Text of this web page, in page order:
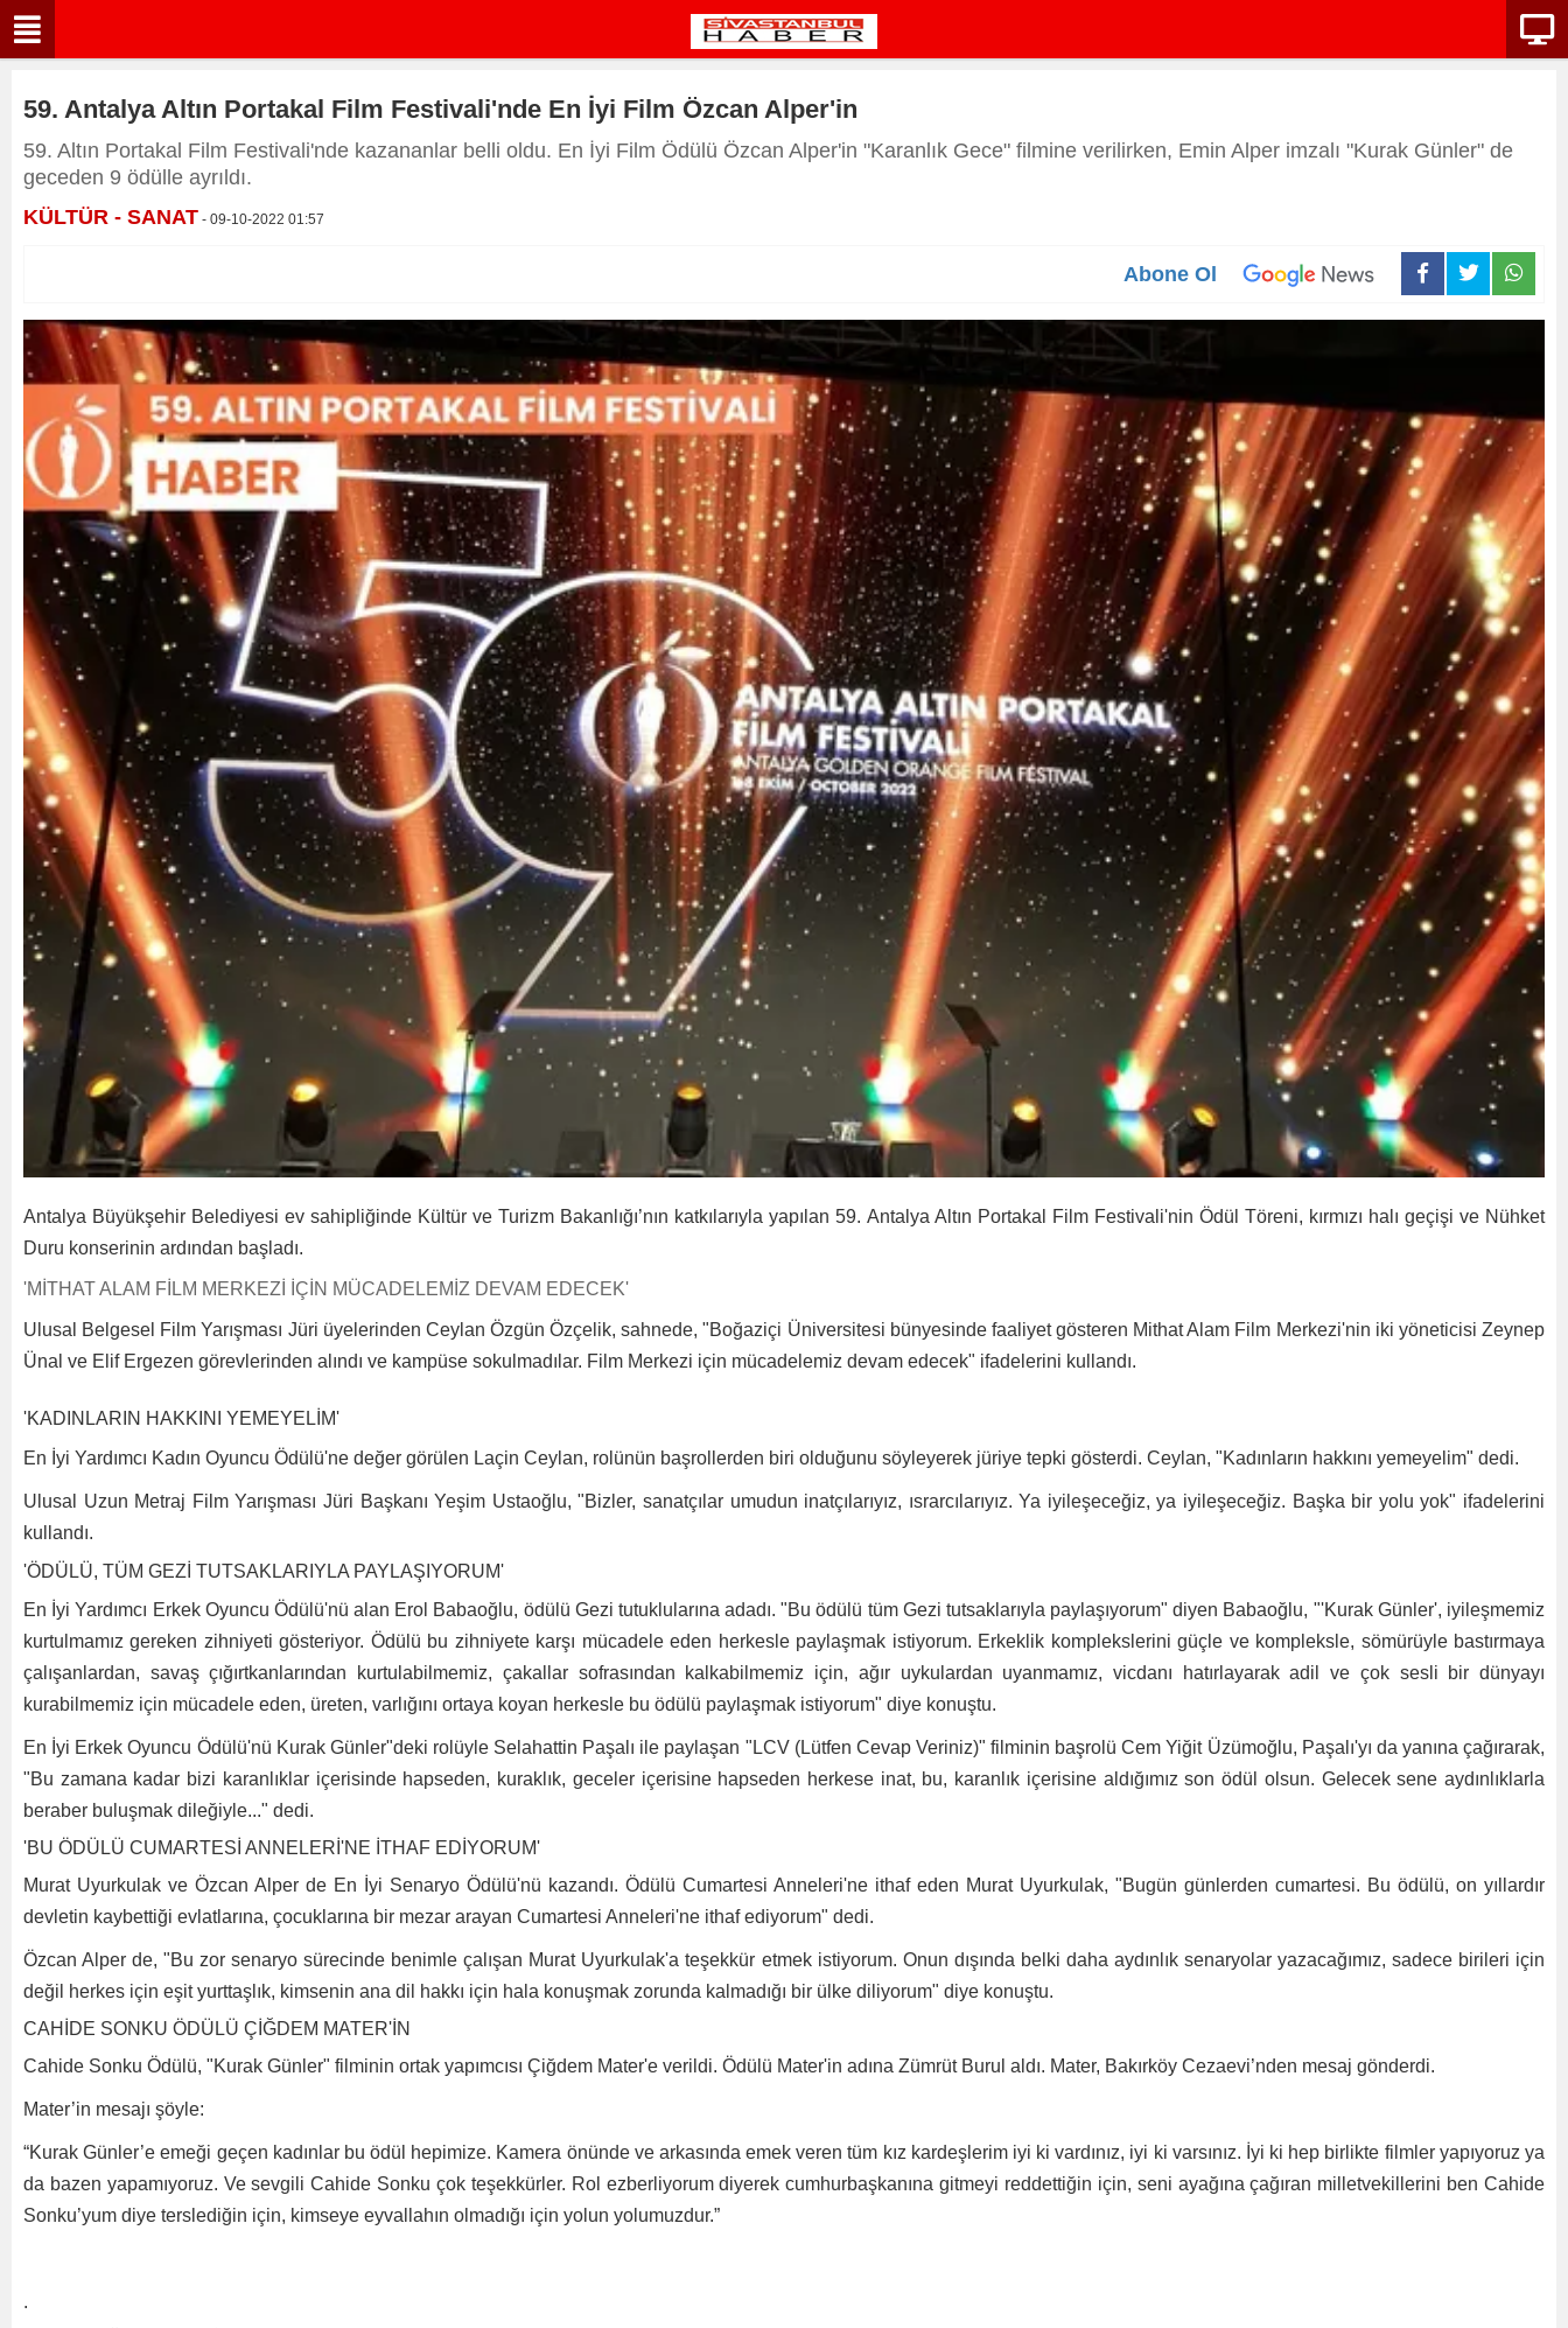
59. Antalya Altın Portakal Film Festivali'nde En İyi Film Özcan Alper'in
59. Altın Portakal Film Festivali'nde kazananlar belli oldu. En İyi Film Ödülü Özcan Alper'in "Karanlık Gece" filmine verilirken, Emin Alper imzalı "Kurak Günler" de
geceden 9 ödülle ayrıldı.
KÜLTÜR - SANAT - 09-10-2022 01:57
Abone Ol
Antalya Büyükşehir Belediyesi ev sahipliğinde Kültür ve Turizm Bakanlığı’nın katkılarıyla yapılan 59. Antalya Altın Portakal Film Festivali'nin Ödül Töreni, kırmızı halı geçişi ve Nühket
Duru konserinin ardından başladı.
'MİTHAT ALAM FİLM MERKEZİ İÇİN MÜCADELEMİZ DEVAM EDECEK'
Ulusal Belgesel Film Yarışması Jüri üyelerinden Ceylan Özgün Özçelik, sahnede, "Boğaziçi Üniversitesi bünyesinde faaliyet gösteren Mithat Alam Film Merkezi'nin iki yöneticisi Zeynep
Ünal ve Elif Ergezen görevlerinden alındı ve kampüse sokulmadılar. Film Merkezi için mücadelemiz devam edecek" ifadelerini kullandı.
'KADINLARIN HAKKINI YEMEYELİM'
En İyi Yardımcı Kadın Oyuncu Ödülü'ne değer görülen Laçin Ceylan, rolünün başrollerden biri olduğunu söyleyerek jüriye tepki gösterdi. Ceylan, "Kadınların hakkını yemeyelim" dedi.
Ulusal Uzun Metraj Film Yarışması Jüri Başkanı Yeşim Ustaoğlu, "Bizler, sanatçılar umudun inatçılarıyız, ısrarcılarıyız. Ya iyileşeceğiz, ya iyileşeceğiz. Başka bir yolu yok" ifadelerini
kullandı.
'ÖDÜLÜ, TÜM GEZİ TUTSAKLARIYLA PAYLAŞIYORUM'
En İyi Yardımcı Erkek Oyuncu Ödülü'nü alan Erol Babaoğlu, ödülü Gezi tutuklularına adadı. "Bu ödülü tüm Gezi tutsaklarıyla paylaşıyorum" diyen Babaoğlu, "'Kurak Günler', iyileşmemiz
kurtulmamız gereken zihniyeti gösteriyor. Ödülü bu zihniyete karşı mücadele eden herkesle paylaşmak istiyorum. Erkeklik komplekslerini güçle ve kompleksle, sömürüyle bastırmaya
çalışanlardan, savaş çığırtkanlarından kurtulabilmemiz, çakallar sofrasından kalkabilmemiz için, ağır uykulardan uyanmamız, vicdanı hatırlayarak adil ve çok sesli bir dünyayı
kurabilmemiz için mücadele eden, üreten, varlığını ortaya koyan herkesle bu ödülü paylaşmak istiyorum" diye konuştu.
En İyi Erkek Oyuncu Ödülü'nü Kurak Günler"deki rolüyle Selahattin Paşalı ile paylaşan "LCV (Lütfen Cevap Veriniz)" filminin başrolü Cem Yiğit Üzümoğlu, Paşalı'yı da yanına çağırarak,
"Bu zamana kadar bizi karanlıklar içerisinde hapseden, kuraklık, geceler içerisine hapseden herkese inat, bu, karanlık içerisine aldığımız son ödül olsun. Gelecek sene aydınlıklarla
beraber buluşmak dileğiyle..." dedi.
'BU ÖDÜLÜ CUMARTESİ ANNELERİ'NE İTHAF EDİYORUM'
Murat Uyurkulak ve Özcan Alper de En İyi Senaryo Ödülü'nü kazandı. Ödülü Cumartesi Anneleri'ne ithaf eden Murat Uyurkulak, "Bugün günlerden cumartesi. Bu ödülü, on yıllardır
devletin kaybettiği evlatlarına, çocuklarına bir mezar arayan Cumartesi Anneleri'ne ithaf ediyorum" dedi.
Özcan Alper de, "Bu zor senaryo sürecinde benimle çalışan Murat Uyurkulak'a teşekkür etmek istiyorum. Onun dışında belki daha aydınlık senaryolar yazacağımız, sadece birileri için
değil herkes için eşit yurttaşlık, kimsenin ana dil hakkı için hala konuşmak zorunda kalmadığı bir ülke diliyorum" diye konuştu.
CAHİDE SONKU ÖDÜLÜ ÇİĞDEM MATER'İN
Cahide Sonku Ödülü, "Kurak Günler" filminin ortak yapımcısı Çiğdem Mater'e verildi. Ödülü Mater'in adına Zümrüt Burul aldı. Mater, Bakırköy Cezaevi’nden mesaj gönderdi.
Mater’in mesajı şöyle:
“Kurak Günler’e emeği geçen kadınlar bu ödül hepimize. Kamera önünde ve arkasında emek veren tüm kız kardeşlerim iyi ki vardınız, iyi ki varsınız. İyi ki hep birlikte filmler yapıyoruz ya
da bazen yapamıyoruz. Ve sevgili Cahide Sonku çok teşekkürler. Rol ezberliyorum diyerek cumhurbaşkanına gitmeyi reddettiğin için, seni ayağına çağıran milletvekillerini ben Cahide
Sonku’yum diye terslediğin için, kimseye eyvallahın olmadığı için yolun yolumuzdur.”
.